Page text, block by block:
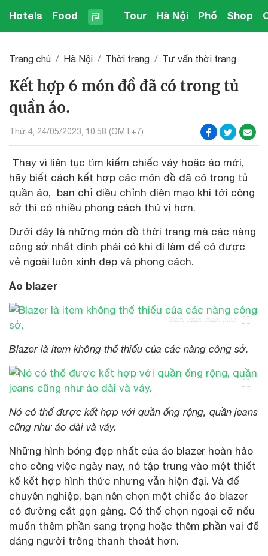
Hotels Food Tour Hà Nội Phố Shop
Trang chủ Hà Nội Thời trang Tư vấn thời trang
Kết hợp 6 món đồ đã có trong tủ
quần áo.
Thứ 4, 24/05/2023, 10:58 (GMT+7)
Thay vì liên tục tìm kiếm chiếc váy hoặc áo mới,
hãy biết cách kết hợp các món đồ đã có trong tủ
quần áo, bạn chỉ điều chỉnh diện mạo khi tới công
sở thì có nhiều phong cách thú vị hơn.
Dưới đây là những món đồ thời trang mà các nàng
công sở nhất định phải có khi đi làm để có được
vẻ ngoài luôn xinh đẹp và phong cách.
Áo blazer
Xem toàn màn hình
Blazer là item không thể thiếu của các nàng công sở.
Nó có thể được kết hợp với quần ống rộng, quần jeans
cũng như áo dài và váy.
Những hình bóng đẹp nhất của áo blazer hoàn hảo
cho công việc ngày nay, nó tập trung vào một thiết
kế kết hợp hình thức nhưng vẫn hiện đại. Và để
chuyên nghiệp, bạn nên chọn một chiếc áo blazer
có đường cắt gọn gàng. Có thể chọn ngoại cỡ nếu
muốn thêm phần sang trọng hoặc thêm phần vai để
dáng người trông thanh thoát hơn.